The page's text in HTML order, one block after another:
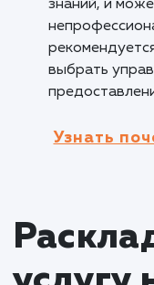
высокую
Услуга
может быть